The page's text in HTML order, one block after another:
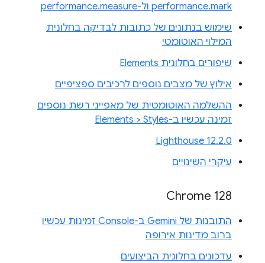
performance.mark ול-performance.measure
שימוש בנתונים של כתובות לבדיקה בחלונית
המילוי האוטומטי
שיפורים בחלונית Elements
אילוץ של מצבים נוספים לרכיבים ספציפיים
ההשלמה האוטומטית של מאפייני רשת נוספים
זמינה עכשיו ב-Elements > Styles
Lighthouse 12.2.0
עיקרי השינויים
Chrome 128
התובנות של Gemini ב-Console זמינות עכשיו
ברוב מדינות אירופה
עדכונים בחלונית הביצועים